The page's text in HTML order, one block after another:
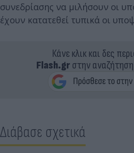
συνεδρίασης να μιλήσουν οι
έχουν κατατεθεί τυπικά οι
Κάνε κλικ και δες
Flash.grστην
Διάβασε σχετικά